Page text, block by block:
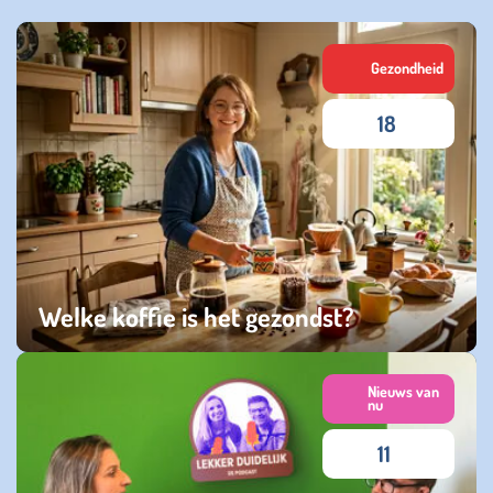
Welke koffie is het gezondst?
zaterdag 13 juni 2026
Gezondheid
18
Nieuws van
nu
11